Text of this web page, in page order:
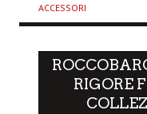
ACCESSORI
RIGORE